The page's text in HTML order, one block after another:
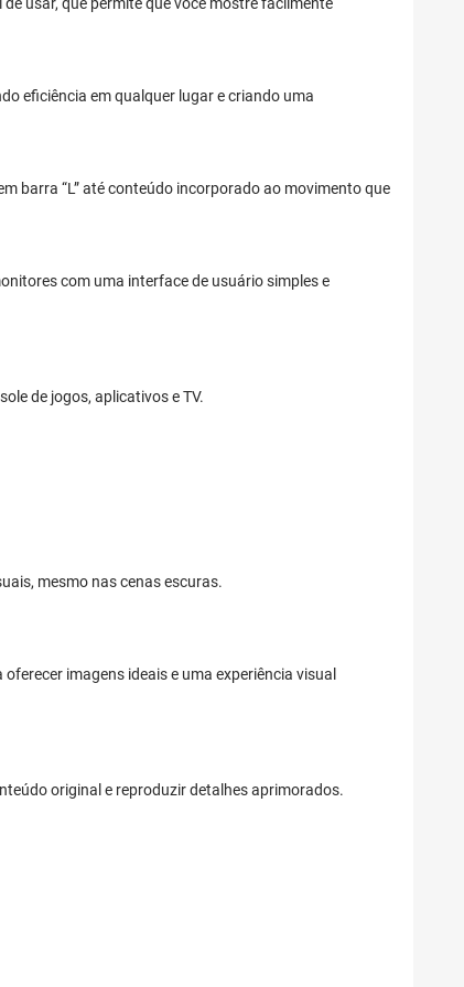
eficiência em qualquer lugar e criando uma
barra “L” até conteúdo incorporado ao movimento que
com uma interface de usuário simples e
de jogos, aplicativos e TV.
mesmo nas cenas escuras.
imagens ideais e uma experiência visual
original e reproduzir detalhes aprimorados.